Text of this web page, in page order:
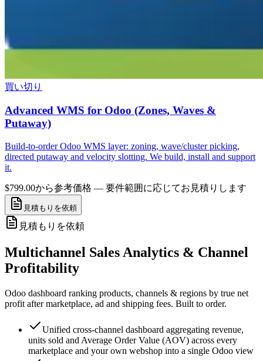
買い切り
Advanced WMS for Odoo (Zones, Waves &
Putaway)
Build-to-order Odoo WMS layer: zoning, wave/cluster picking,
directed putaway and velocity slotting. We build, install and support
it.
$799.00から参考価格 — 要件範囲に応じてお見積りします
見積もりを依頼
見積もりを依頼
Multichannel Sales Analytics & Channel
Profitability
Odoo dashboard ranking products, channels & regions by true net
profit after marketplace, ad and shipping fees. Built to order.
Unified cross-channel dashboard aggregating revenue,
units sold and Average Order Value (AOV) across every
marketplace and your own webshop into a single Odoo view